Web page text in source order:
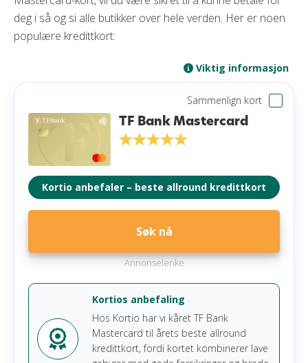
deg i så og si alle butikker over hele verden. Her er noen
populære kredittkort:
Viktig informasjon
Kortio anbefaler – beste allround kredittkort
Sammenlign kort
TF Bank Mastercard
Søk nå
Annonselenke
Kortios anbefaling
Hos Kortio har vi kåret TF Bank
Mastercard til årets beste allround
kredittkort, fordi kortet kombinerer lave